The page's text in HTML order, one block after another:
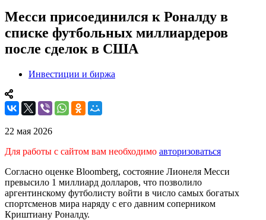
Месси присоединился к Роналду в
списке футбольных миллиардеров
после сделок в США
Инвестиции и биржа
22 мая 2026
Для работы с сайтом вам необходимо авторизоваться
Согласно оценке Bloomberg, состояние Лионеля Месси
превысило 1 миллиард долларов, что позволило
аргентинскому футболисту войти в число самых богатых
спортсменов мира наряду с его давним соперником
Криштиану Роналду.